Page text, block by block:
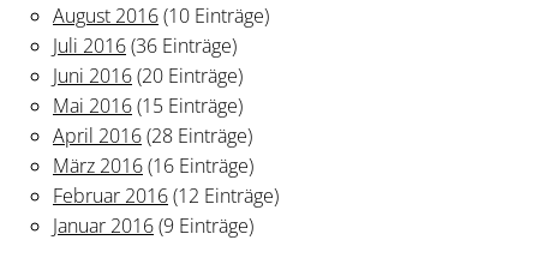
August 2016(10 Einträge)
Juli 2016(36 Einträge)
Juni 2016(20 Einträge)
Mai 2016(15 Einträge)
April 2016(28 Einträge)
März 2016(16 Einträge)
Februar 2016(12 Einträge)
Januar 2016(9 Einträge)